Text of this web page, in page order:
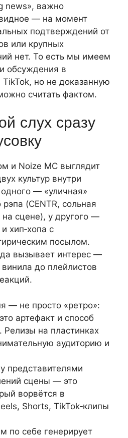
news», важно
— на момент
подтверждений от
или крупных
нет. То есть мы имеем
обсуждения в
TikTok, но не доказанную
считать фактом.
слух сразу
и Noize MC выглядит
культур внутри
— «уличная»
(CENTR, сольная
на сцене), у другого —
хип‑хопа с
посылом.
вызывает интерес —
до плейлистов
— не просто «ретро»:
артефакт и способ
Релизы на пластинках
аудиторию и
представителями
сцены — это
ворвётся в
Shorts, TikTok‑клипы
по себе генерирует